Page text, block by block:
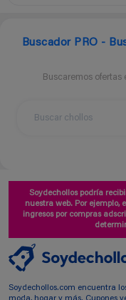
Buscador PRO -
Buscaremos ofertas
Soydechollos podría
nuestra web. Por ejemplo,
ingresos por compras
Soydechollos.com encuentra